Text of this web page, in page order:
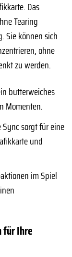
Das
Tearing
Sie können sich
ohne
zu werden.
butterweiches
Momenten.
sorgt für eine
und
im Spiel
für Ihre